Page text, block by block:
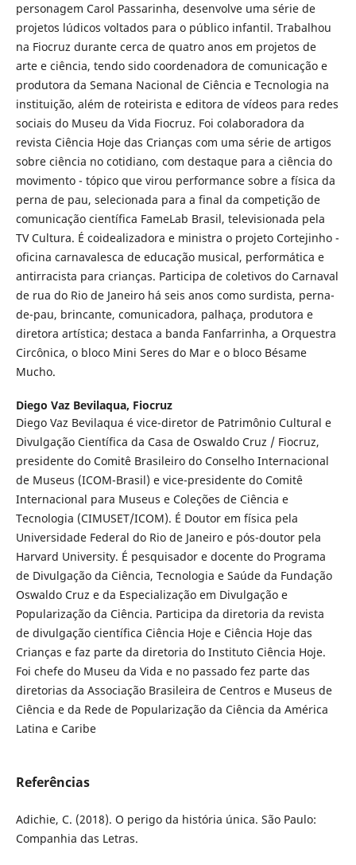
personagem Carol Passarinha, desenvolve uma série de
projetos lúdicos voltados para o público infantil. Trabalhou
na Fiocruz durante cerca de quatro anos em projetos de
arte e ciência, tendo sido coordenadora de comunicação e
produtora da Semana Nacional de Ciência e Tecnologia na
instituição, além de roteirista e editora de vídeos para redes
sociais do Museu da Vida Fiocruz. Foi colaboradora da
revista Ciência Hoje das Crianças com uma série de artigos
sobre ciência no cotidiano, com destaque para a ciência do
movimento - tópico que virou performance sobre a física da
perna de pau, selecionada para a final da competição de
comunicação científica FameLab Brasil, televisionada pela
TV Cultura. É coidealizadora e ministra o projeto Cortejinho -
oficina carnavalesca de educação musical, performática e
antirracista para crianças. Participa de coletivos do Carnaval
de rua do Rio de Janeiro há seis anos como surdista, perna-
de-pau, brincante, comunicadora, palhaça, produtora e
diretora artística; destaca a banda Fanfarrinha, a Orquestra
Circônica, o bloco Mini Seres do Mar e o bloco Bésame
Mucho.
Diego Vaz Bevilaqua, Fiocruz
Diego Vaz Bevilaqua é vice-diretor de Patrimônio Cultural e
Divulgação Científica da Casa de Oswaldo Cruz / Fiocruz,
presidente do Comitê Brasileiro do Conselho Internacional
de Museus (ICOM-Brasil) e vice-presidente do Comitê
Internacional para Museus e Coleções de Ciência e
Tecnologia (CIMUSET/ICOM). É Doutor em física pela
Universidade Federal do Rio de Janeiro e pós-doutor pela
Harvard University. É pesquisador e docente do Programa
de Divulgação da Ciência, Tecnologia e Saúde da Fundação
Oswaldo Cruz e da Especialização em Divulgação e
Popularização da Ciência. Participa da diretoria da revista
de divulgação científica Ciência Hoje e Ciência Hoje das
Crianças e faz parte da diretoria do Instituto Ciência Hoje.
Foi chefe do Museu da Vida e no passado fez parte das
diretorias da Associação Brasileira de Centros e Museus de
Ciência e da Rede de Popularização da Ciência da América
Latina e Caribe
Referências
Adichie, C. (2018). O perigo da história única. São Paulo:
Companhia das Letras.